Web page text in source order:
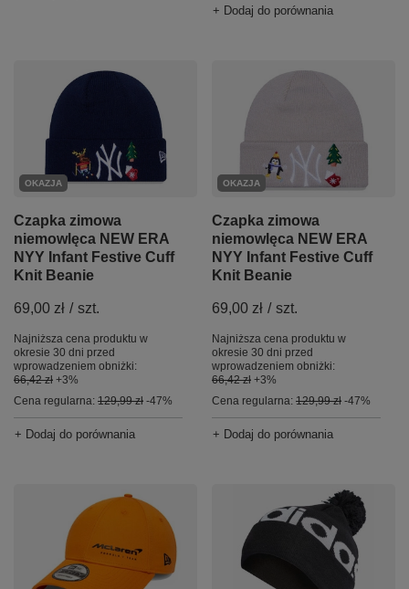
+ Dodaj do porównania
OKAZJA
Czapka zimowa
niemowlęca NEW ERA
NYY Infant Festive Cuff
Knit Beanie
69,00 zł / szt.
Najniższa cena produktu w
okresie 30 dni przed
wprowadzeniem obniżki:
66,42 zł +3%
Cena regularna: 129,99 zł -47%
+ Dodaj do porównania
OKAZJA
Czapka zimowa
niemowlęca NEW ERA
NYY Infant Festive Cuff
Knit Beanie
69,00 zł / szt.
Najniższa cena produktu w
okresie 30 dni przed
wprowadzeniem obniżki:
66,42 zł +3%
Cena regularna: 129,99 zł -47%
+ Dodaj do porównania